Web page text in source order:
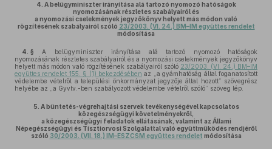
4. A belügyminiszter irányítása alá tartozó nyomozó hatóságok
nyomozásának részletes szabályairól és
a nyomozási cselekmények jegyzőkönyv helyett más módon való
rögzítésének szabályairól szóló 23/2003. (VI. 24.) BM–IM együttes rendelet
módosítása
4. § A belügyminiszter irányítása alá tartozó nyomozó hatóságok
nyomozásának részletes szabályairól és a nyomozási cselekmények jegyzőkönyv
helyett más módon való rögzítésének szabályairól szóló 23/2003. (VI. 24.) BM–IM
együttes rendelet 155. § (1) bekezdésében az „a gyámhatóság által foganatosított
védelembe vételről a települési önkormányzat jegyzője által hozott” szövegrész
helyébe az „a Gyvtv.-ben szabályozott védelembe vételről szóló” szöveg lép.
5. A büntetés-végrehajtási szervek tevékenységével kapcsolatos
közegészségügyi követelményekről,
a közegészségügyi feladatok ellátásának, valamint az Állami
Népegészségügyi és Tisztiorvosi Szolgálattal való együttműködés rendjéről
szóló 30/2003. (VII. 18.) IM–ESZCSM együttes rendelet módosítása